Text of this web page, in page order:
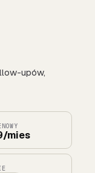
upów,
mies